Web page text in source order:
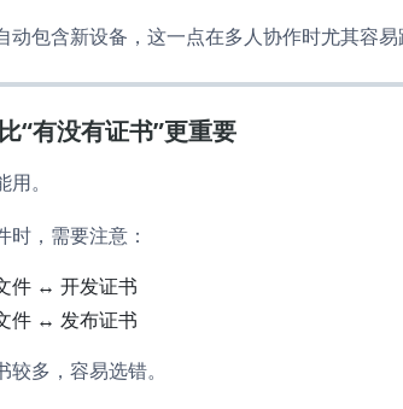
动包含新设备，这一点在多人协作时尤其容易
“有没有证书”更重要
。
时，需要注意：
件 ↔ 开发证书
件 ↔ 发布证书
多，容易选错。